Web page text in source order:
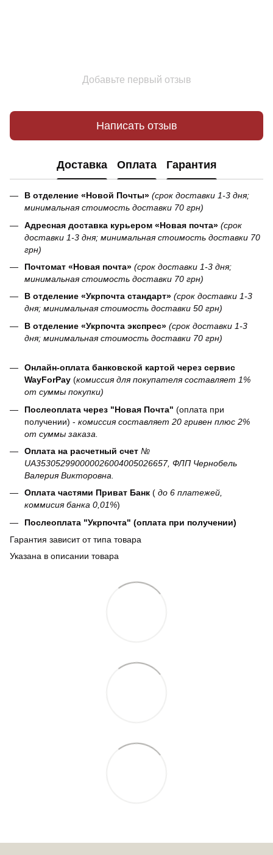
Добавьте первый отзыв
Написать отзыв
Доставка Оплата Гарантия
В отделение «Новой Почты» (срок доставки 1-3 дня;
минимальная стоимость доставки 70 грн)
Адресная доставка курьером «Новая почта» (срок
доставки 1-3 дня; минимальная стоимость доставки 70
грн)
Почтомат «Новая почта» (срок доставки 1-3 дня;
минимальная стоимость доставки 70 грн)
В отделение «Укрпочта стандарт» (срок доставки 1-3
дня; минимальная стоимость доставки 50 грн)
В отделение «Укрпочта экспрес» (срок доставки 1-3
дня; минимальная стоимость доставки 70 грн)
Онлайн-оплата банковской картой через сервис
WayForPay (комиссия для покупателя составляет 1%
от суммы покупки)
Послеоплата через "Новая Почта" (оплата при
получении) - комиссия составляет 20 гривен плюс 2%
от суммы заказа.
Оплата на расчетный счет №
UA353052990000026004005026657, ФЛП Чернобель
Валерия Викторовна.
Оплата частями Приват Банк ( до 6 платежей,
коммисия банка 0,01%)
Послеоплата "Укрпочта" (оплата при получении)
Гарантия зависит от типа товара
Указана в описании товара